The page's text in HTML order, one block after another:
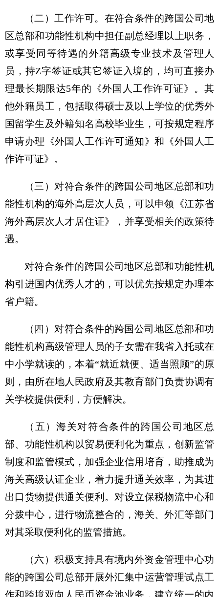
（二）工作许可。在符合条件的跨国公司地
区总部和功能性机构中担任副总经理以上职务，
或享受同等待遇的外籍高级专业技术及管理人
员，持Z字签证或其它签证入境的，均可直接办
理最长期限达5年的《外国人工作许可证》。其
他外籍员工，包括取得硕士及以上学位的优秀外
国留学生及外籍知名高校毕业生，可按规定程序
申请办理《外国人工作许可通知》和《外国人工
作许可证》。
（三）对符合条件的跨国公司地区总部和功
能性机构的海外高层次人员，可以申领《江苏省
海外高层次人才居住证》，并享受相关的政策待
遇。
对符合条件的跨国公司地区总部和功能性机
构引进国内优秀人才的，可以优先按规定办理本
省户籍。
（四）对符合条件的跨国公司地区总部和功
能性机构高级管理人员的子女需在我省入托或在
中小学就读的，本着“就近就便、适当照顾”的原
则，由所在地人民政府及其教育部门负责协调有
关学校提供便利，方便解决。
（五）海关对符合条件的跨国公司地区总
部、功能性机构以贸易便利化为重点，创新监管
制度和监管模式，加强企业信用培育，助推成为
海关高级认证企业，着力提升通关效率，为其进
出口货物提供通关便利。对设立保税物流中心和
分拨中心，进行物流整合的，海关、外汇等部门
对其采取便利化的监管措施。
（六）积极支持具有境内外资金管理中心功
能的跨国公司总部开展外汇集中运营管理试点工
作和跨境双向人民币资金池业务，建立统一的内